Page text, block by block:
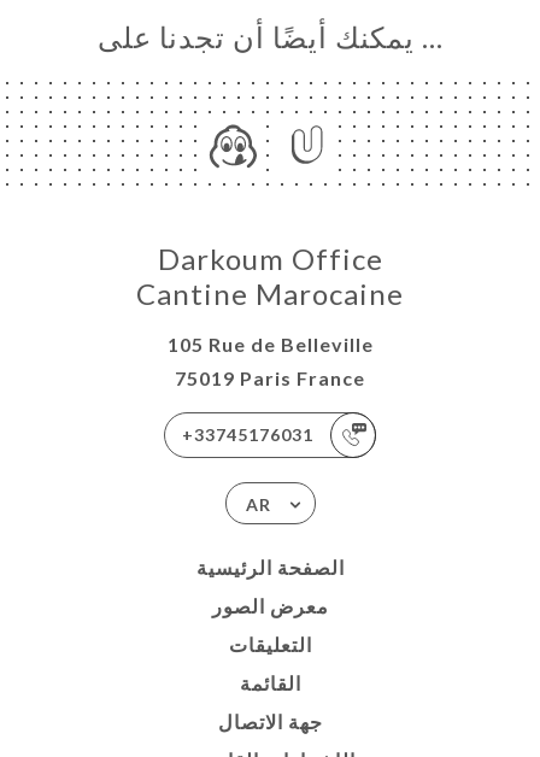
… يمكنك أيضًا أن تجدنا على
Darkoum Office
Cantine Marocaine
105 Rue de Belleville
75019 Paris France
+33745176031
AR
الصفحة الرئيسية
معرض الصور
التعليقات
القائمة
جهة الاتصال